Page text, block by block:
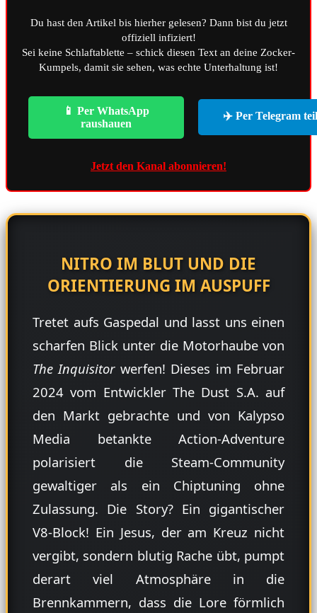
Du hast den Artikel bis hierher gelesen? Dann bist du jetzt
offiziell infiziert!
Sei keine Schlaftablette – schick diesen Text an deine Zocker-
Kumpels, damit sie sehen, was echte Unterhaltung ist!
📱 Per WhatsApp
raushauen
✈️ Per Telegram
Jetzt den Kanal abonnieren!
NITRO IM BLUT UND DIE
ORIENTIERUNG IM AUSPUFF
Tretet aufs Gaspedal und lasst uns einen
scharfen Blick unter die Motorhaube von
The Inquisitorwerfen! Dieses im Februar
2024 vom Entwickler The Dust S.A. auf
den Markt gebrachte und von Kalypso
Media betankte Action-Adventure
polarisiert die Steam-Community
gewaltiger als ein Chiptuning ohne
Zulassung. Die Story? Ein gigantischer
V8-Block! Ein Jesus, der am Kreuz nicht
vergibt, sondern blutig Rache übt, pumpt
derart viel Atmosphäre in die
Brennkammern, dass die Lore förmlich